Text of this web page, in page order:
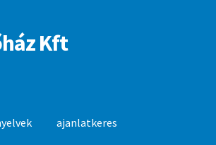
Kft
ajanlatkeres